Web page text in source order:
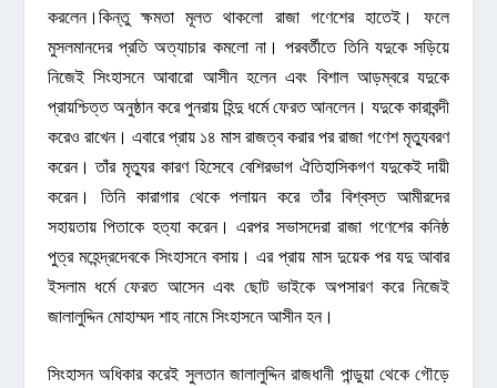
করলেন।কিন্তু ক্ষমতা মূলত থাকলো রাজা গণেশের হাতেই। ফলে
মুসলমানদের প্রতি অত্যাচার কমলো না। পরবর্তীতে তিনি যদুকে সড়িয়ে
নিজেই সিংহাসনে আবারো আসীন হলেন এবং বিশাল আড়ম্বরে যদুকে
প্রায়শ্চিত্ত অনুষ্ঠান করে পুনরায় হিন্দু ধর্মে ফেরত আনলেন। যদুকে কারাবন্দী
করেও রাখেন। এবারে প্রায় ১৪ মাস রাজত্ব করার পর রাজা গণেশ মৃত্যুবরণ
করেন। তাঁর মৃত্যুর কারণ হিসেবে বেশিরভাগ ঐতিহাসিকগণ যদুকেই দায়ী
করেন। তিনি কারাগার থেকে পলায়ন করে তাঁর বিশ্বস্ত আমীরদের
সহায়তায় পিতাকে হত্যা করেন। এরপর সভাসদেরা রাজা গণেশের কনিষ্ঠ
পুত্র মহেন্দ্রদেবকে সিংহাসনে বসায়। এর প্রায় মাস দুয়েক পর যদু আবার
ইসলাম ধর্মে ফেরত আসেন এবং ছোট ভাইকে অপসারণ করে নিজেই
জালালুদ্দিন মোহাম্মদ শাহ নামে সিংহাসনে আসীন হন।
সিংহাসন অধিকার করেই সুলতান জালালুদ্দিন রাজধানী পান্ডুয়া থেকে গৌড়ে